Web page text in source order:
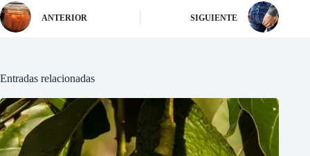
ANTERIOR SIGUIENTE
Entradas relacionadas